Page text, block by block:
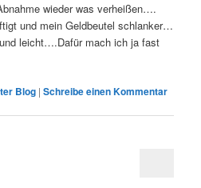
wieder was verheißen….
und mein Geldbeutel schlanker…
leicht….Dafür mach ich ja fast
Blog |Schreibe einen Kommentar